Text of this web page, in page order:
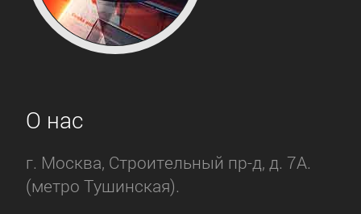
О нас
г. Москва, Строительный пр-д, д. 7А.
(метро Тушинская).